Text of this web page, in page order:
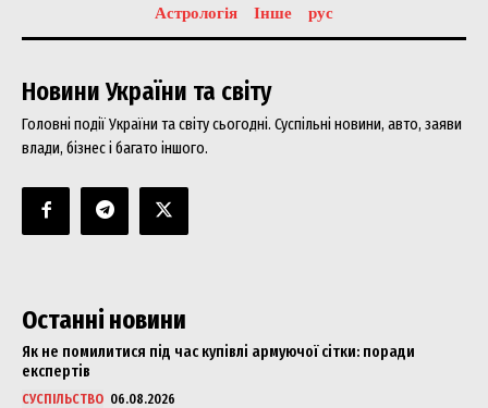
Астрологія
Інше рус
Новини України та світу
Головні події України та світу сьогодні. Суспільні новини, авто, заяви
влади, бізнес і багато іншого.
Останні новини
Як не помилитися під час купівлі армуючої сітки: поради
експертів
СУСПІЛЬСТВО 06.08.2026